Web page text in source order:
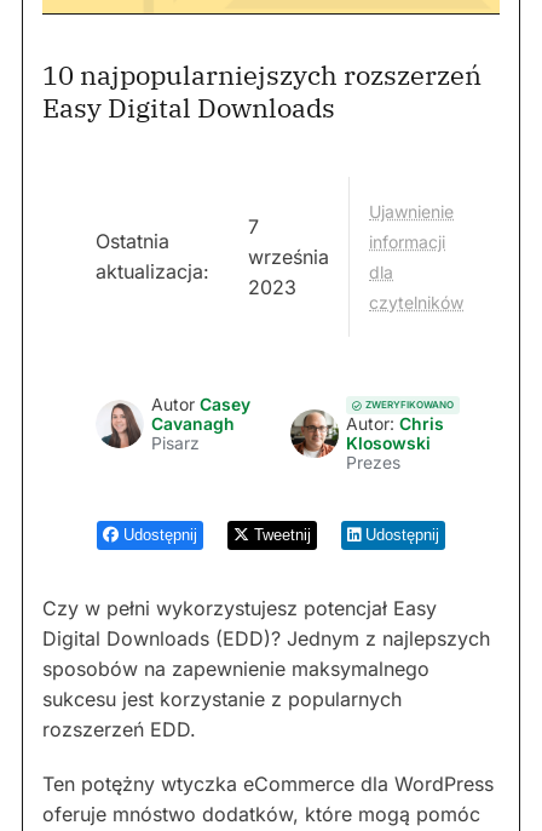
10 najpopularniejszych rozszerzeń
Easy Digital Downloads
Ostatnia
aktualizacja:
7
września
2023
Ujawnienie
informacji
dla
czytelników
Autor Casey
Cavanagh
Pisarz
ZWERYFIKOWANO
Autor: Chris
Klosowski
Prezes
Udostępnij Tweetnij Udostępnij
Czy w pełni wykorzystujesz potencjał Easy
Digital Downloads (EDD)? Jednym z najlepszych
sposobów na zapewnienie maksymalnego
sukcesu jest korzystanie z popularnych
rozszerzeń EDD.
Ten potężny wtyczka eCommerce dla WordPress
oferuje mnóstwo dodatków, które mogą pomóc